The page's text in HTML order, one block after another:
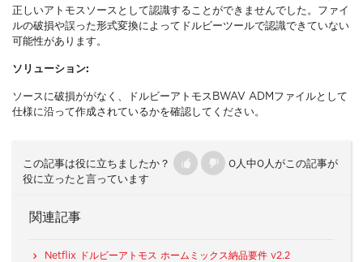
正しいアトモスソースとして認識することができませんでした。ファイ
ルの破損や誤った形式変換によってドルビーツールで認識できていない
可能性があります。
ソリューション:
ソースに破損ががなく、ドルビーアトモスBWAV ADMファイルとして
仕様に沿って作成されているかを確認してください。
この記事は役に立ちましたか？
0人中0人がこの記事が
役に立ったと言っています
関連記事
Netflix ドルビーアトモス ホームミックス納品要件 v2.2